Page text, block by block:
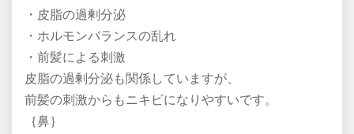
・皮脂の過剰分泌
・ホルモンバランスの乱れ
・前髪による刺激
皮脂の過剰分泌も関係していますが、
前髪の刺激からもニキビになりやすいです。
｛鼻｝